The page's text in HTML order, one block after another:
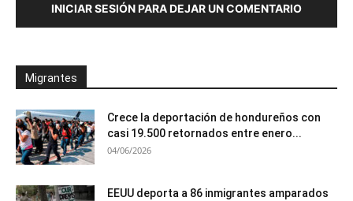
INICIAR SESIÓN PARA DEJAR UN COMENTARIO
Migrantes
Crece la deportación de hondureños con
casi 19.500 retornados entre enero...
04/06/2026
EEUU deporta a 86 inmigrantes amparados